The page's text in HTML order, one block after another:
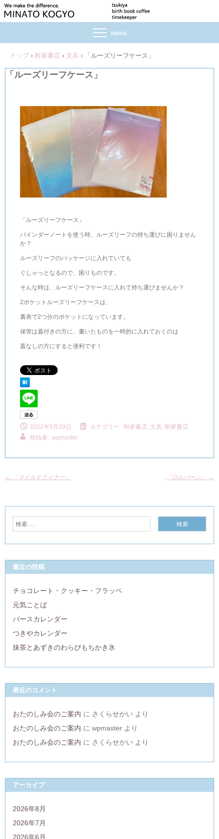
トップ › 附家書店 › 文具 › 「ルーズリーフケース」
「ルーズリーフケース」
「ルーズリーフケース」
バインダーノートを使う時、ルーズリーフの持ち運びに困りません
か？
ルーズリーフのパッケージに入れていても
ぐしゃっとなるので、困りものです。
そんな時は、ルーズリーフケースに入れて持ち運びませんか？
2ポケットルーズリーフケースは、
裏表で2つ分のポケットになっています。
保管は蓋付きの方に、書いたものを一時的に入れておくのは
蓋なしの方にすると便利です！
2022年5月29日 カテゴリー : 附家書店, 文具, 附家書店
投稿者 : wpmaster
← 「マイルドライナー」 「ロルバーン」 →
最近の投稿
チョコレート・クッキー・フラッペ
元気ことば
バースカレンダー
つきやカレンダー
抹茶とあずきのわらびもちかき氷
最近のコメント
おたのしみ会のご案内 に さくらせかい より
おたのしみ会のご案内 に wpmaster より
おたのしみ会のご案内 に さくらせかい より
アーカイブ
2026年8月
2026年7月
2026年6月